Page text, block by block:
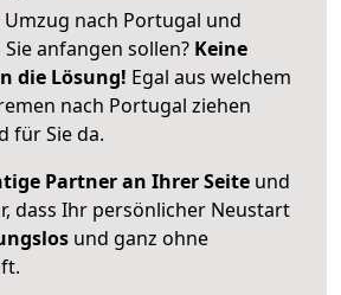
Umzug nach Portugal und
anfangen sollen? Keine
die Lösung! Egal aus welchem
nach Portugal ziehen
für Sie da.
Partner an Ihrer Seite und
dass Ihr persönlicher Neustart
und ganz ohne